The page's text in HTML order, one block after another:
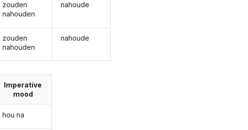
zouden
nahouden
zouden
nahouden
nahoude
nahoude
Imperative
mood
hou na